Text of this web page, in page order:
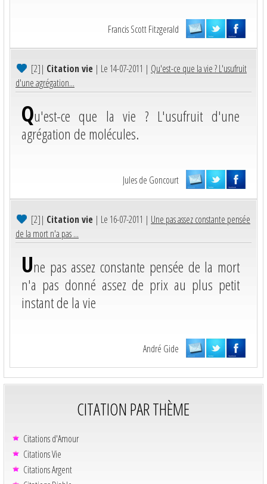
Francis Scott Fitzgerald
[2]| Citation vie | Le 14-07-2011 | Qu'est-ce que la vie ? L'usufruit
d'une agrégation...
Qu'est-ce que la vie ? L'usufruit d'une
agrégation de molécules.
Jules de Goncourt
[2]| Citation vie | Le 16-07-2011 | Une pas assez constante pensée
de la mort n'a pas ...
Une pas assez constante pensée de la mort
n'a pas donné assez de prix au plus petit
instant de la vie
André Gide
CITATION PAR THÈME
Citations d'Amour
Citations Vie
Citations Argent